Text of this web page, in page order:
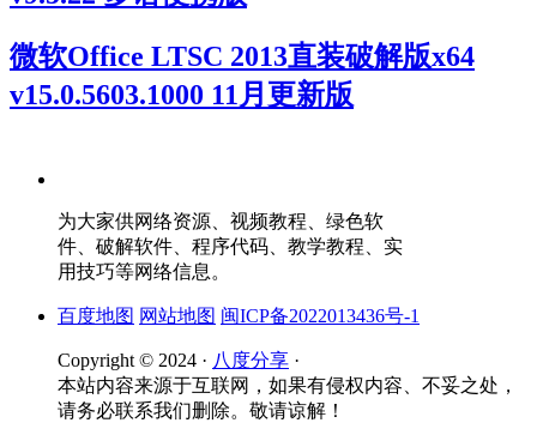
微软Office LTSC 2013直装破解版x64
v15.0.5603.1000 11月更新版
为大家供网络资源、视频教程、绿色软
件、破解软件、程序代码、教学教程、实
用技巧等网络信息。
百度地图 网站地图 闽ICP备2022013436号-1
Copyright © 2024 · 八度分享 ·
本站内容来源于互联网，如果有侵权内容、不妥之处，
请务必联系我们删除。敬请谅解！